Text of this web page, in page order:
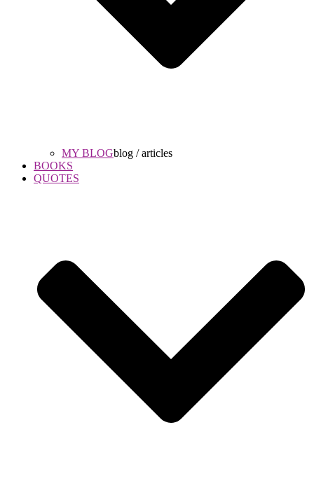
MY BLOGblog / articles
BOOKS
QUOTES